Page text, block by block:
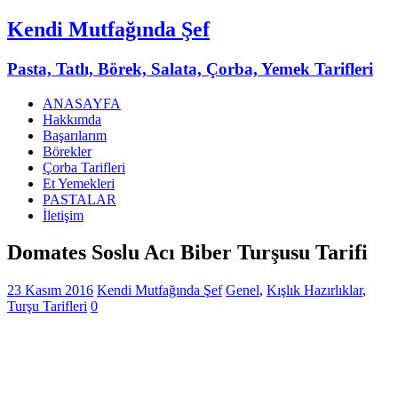
Kendi Mutfağında Şef
Pasta, Tatlı, Börek, Salata, Çorba, Yemek Tarifleri
ANASAYFA
Hakkımda
Başarılarım
Börekler
Çorba Tarifleri
Et Yemekleri
PASTALAR
İletişim
Domates Soslu Acı Biber Turşusu Tarifi
23 Kasım 2016 Kendi Mutfağında Şef Genel, Kışlık Hazırlıklar,
Turşu Tarifleri 0